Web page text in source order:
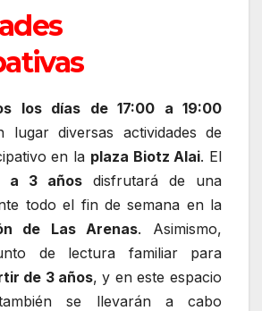
los días de 17:00 a 19:00
lugar diversas actividades de
en la plaza Biotz Alai. El
a 3 años disfrutará de una
todo el fin de semana en la
de Las Arenas. Asimismo,
de lectura familiar para
de 3 años, y en este espacio
se llevarán a cabo